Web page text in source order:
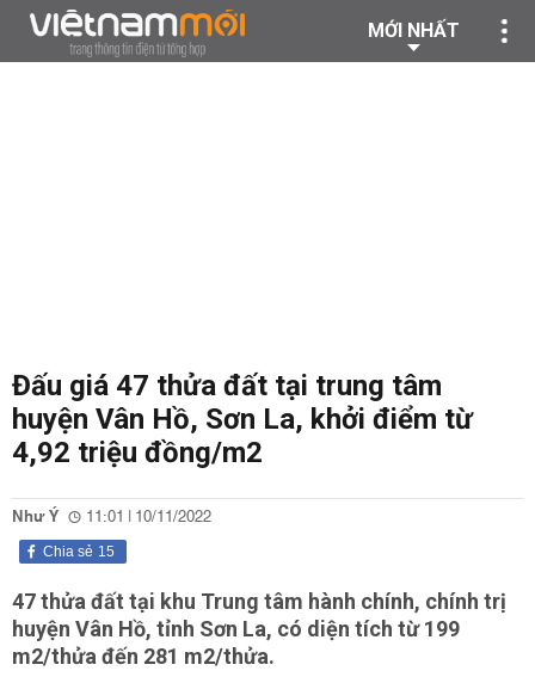
MỚI NHẤT
Đấu giá 47 thửa đất tại trung tâm
huyện Vân Hồ, Sơn La, khởi điểm từ
4,92 triệu đồng/m2
Như Ý 11:01 | 10/11/2022
15
Chia sẻ
47 thửa đất tại khu Trung tâm hành chính, chính trị
huyện Vân Hồ, tỉnh Sơn La, có diện tích từ 199
m2/thửa đến 281 m2/thửa.